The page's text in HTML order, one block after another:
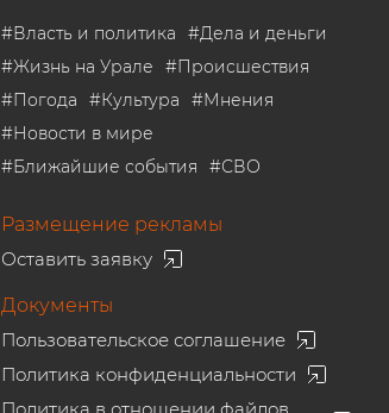
#Власть и политика #Дела и деньги
#Жизнь на Урале #Происшествия
#Погода #Культура #Мнения
#Новости в мире
#Ближайшие события #СВО
Размещение рекламы
Оставить заявку
Документы
Пользовательское соглашение
Политика конфиденциальности